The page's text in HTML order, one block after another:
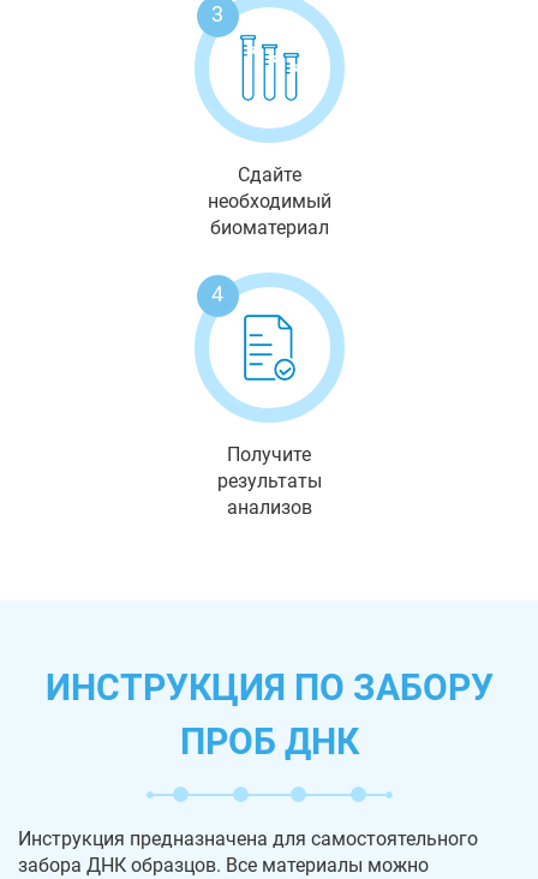
3
Сдайте
необходимый
биоматериал
4
Получите
результаты
анализов
ИНСТРУКЦИЯ ПО ЗАБОРУ
ПРОБ ДНК
Инструкция предназначена для самостоятельного
забора ДНК образцов. Все материалы можно